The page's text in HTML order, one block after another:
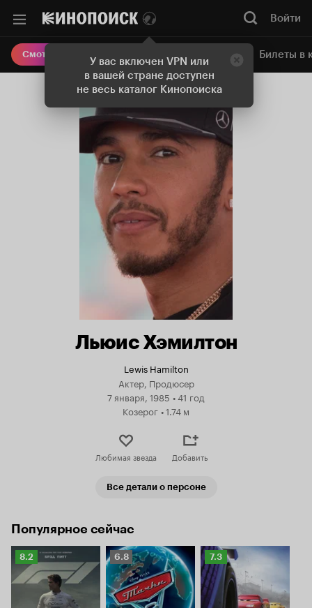
У вас включен VPN или
в вашей стране доступен
не весь каталог Кинопоиска
Войти
Смотреть кино Онлайн-кинотеатр Билеты в
Льюис Хэмилтон
Lewis Hamilton
Актер, Продюсер
7 января, 1985 •41 год
Козерог •1.74 м
Любимая звезда Добавить
Все детали о персоне
Популярное сейчас
Рейтинг
Кинопоиска
8.2
8.2
Рейтинг
Кинопоиска
6.8
6.8
Рейтинг
Кинопоиска
7.3
7.3